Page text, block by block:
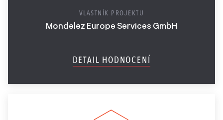
Ročník
2017
2016
Ročník
VLASTNÍK PROJEKTU
Mondelez Europe Services GmbH
DETAIL HODNOCENÍ